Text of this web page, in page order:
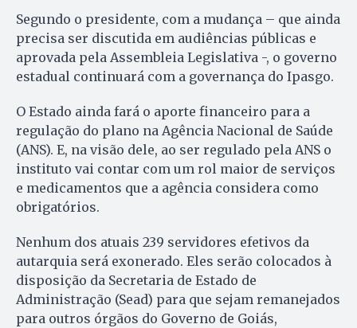
Segundo o presidente, com a mudança – que ainda
precisa ser discutida em audiências públicas e
aprovada pela Assembleia Legislativa -, o governo
estadual continuará com a governança do Ipasgo.
O Estado ainda fará o aporte financeiro para a
regulação do plano na Agência Nacional de Saúde
(ANS). E, na visão dele, ao ser regulado pela ANS o
instituto vai contar com um rol maior de serviços
e medicamentos que a agência considera como
obrigatórios.
Nenhum dos atuais 239 servidores efetivos da
autarquia será exonerado. Eles serão colocados à
disposição da Secretaria de Estado de
Administração (Sead) para que sejam remanejados
para outros órgãos do Governo de Goiás,